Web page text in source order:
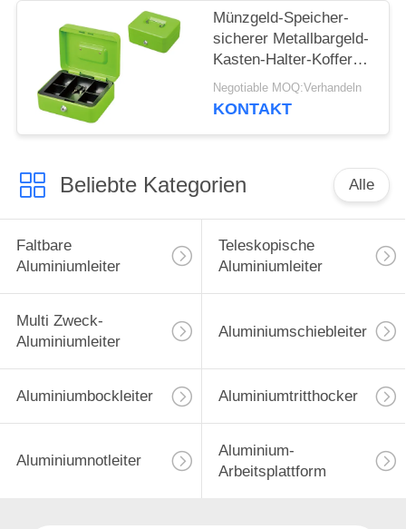
Münzgeld-Speicher-
sicherer Metallbargeld-
Kasten-Halter-Koffer
mit Schlüssel-Platten-
Griff
Negotiable MOQ:Verhandeln
KONTAKT
Beliebte Kategorien Alle
Faltbare
Aluminiumleiter
Teleskopische
Aluminiumleiter
Multi Zweck-
Aluminiumleiter
Aluminiumschiebleiter
Aluminiumbockleiter Aluminiumtritthocker
Aluminiumnotleiter
Aluminium-
Arbeitsplattform